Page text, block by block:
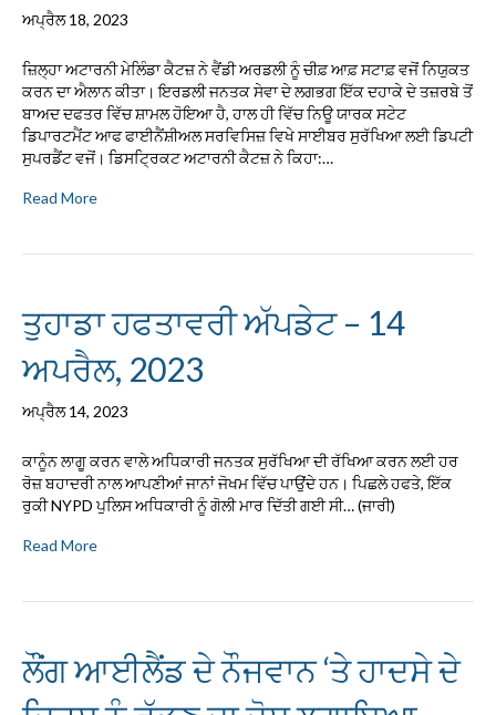
ਅਪ੍ਰੈਲ 18, 2023
ਜ਼ਿਲ੍ਹਾ ਅਟਾਰਨੀ ਮੇਲਿੰਡਾ ਕੈਟਜ਼ ਨੇ ਵੈਂਡੀ ਅਰਡਲੀ ਨੂੰ ਚੀਫ਼ ਆਫ਼ ਸਟਾਫ਼ ਵਜੋਂ ਨਿਯੁਕਤ
ਕਰਨ ਦਾ ਐਲਾਨ ਕੀਤਾ। ਇਰਡਲੀ ਜਨਤਕ ਸੇਵਾ ਦੇ ਲਗਭਗ ਇੱਕ ਦਹਾਕੇ ਦੇ ਤਜ਼ਰਬੇ ਤੋਂ
ਬਾਅਦ ਦਫਤਰ ਵਿੱਚ ਸ਼ਾਮਲ ਹੋਇਆ ਹੈ, ਹਾਲ ਹੀ ਵਿੱਚ ਨਿਊ ਯਾਰਕ ਸਟੇਟ
ਡਿਪਾਰਟਮੈਂਟ ਆਫ ਫਾਈਨੈਂਸ਼ੀਅਲ ਸਰਵਿਸਿਜ਼ ਵਿਖੇ ਸਾਈਬਰ ਸੁਰੱਖਿਆ ਲਈ ਡਿਪਟੀ
ਸੁਪਰਡੈਂਟ ਵਜੋਂ। ਡਿਸਟ੍ਰਿਕਟ ਅਟਾਰਨੀ ਕੈਟਜ਼ ਨੇ ਕਿਹਾ:…
Read More
ਤੁਹਾਡਾ ਹਫਤਾਵਰੀ ਅੱਪਡੇਟ – 14
ਅਪਰੈਲ, 2023
ਅਪ੍ਰੈਲ 14, 2023
ਕਾਨੂੰਨ ਲਾਗੂ ਕਰਨ ਵਾਲੇ ਅਧਿਕਾਰੀ ਜਨਤਕ ਸੁਰੱਖਿਆ ਦੀ ਰੱਖਿਆ ਕਰਨ ਲਈ ਹਰ
ਰੋਜ਼ ਬਹਾਦਰੀ ਨਾਲ ਆਪਣੀਆਂ ਜਾਨਾਂ ਜੋਖਮ ਵਿੱਚ ਪਾਉਂਦੇ ਹਨ। ਪਿਛਲੇ ਹਫਤੇ, ਇੱਕ
ਰੁਕੀ NYPD ਪੁਲਿਸ ਅਧਿਕਾਰੀ ਨੂੰ ਗੋਲੀ ਮਾਰ ਦਿੱਤੀ ਗਈ ਸੀ… (ਜਾਰੀ)
Read More
ਲੌਂਗ ਆਈਲੈਂਡ ਦੇ ਨੌਜਵਾਨ ‘ਤੇ ਹਾਦਸੇ ਦੇ